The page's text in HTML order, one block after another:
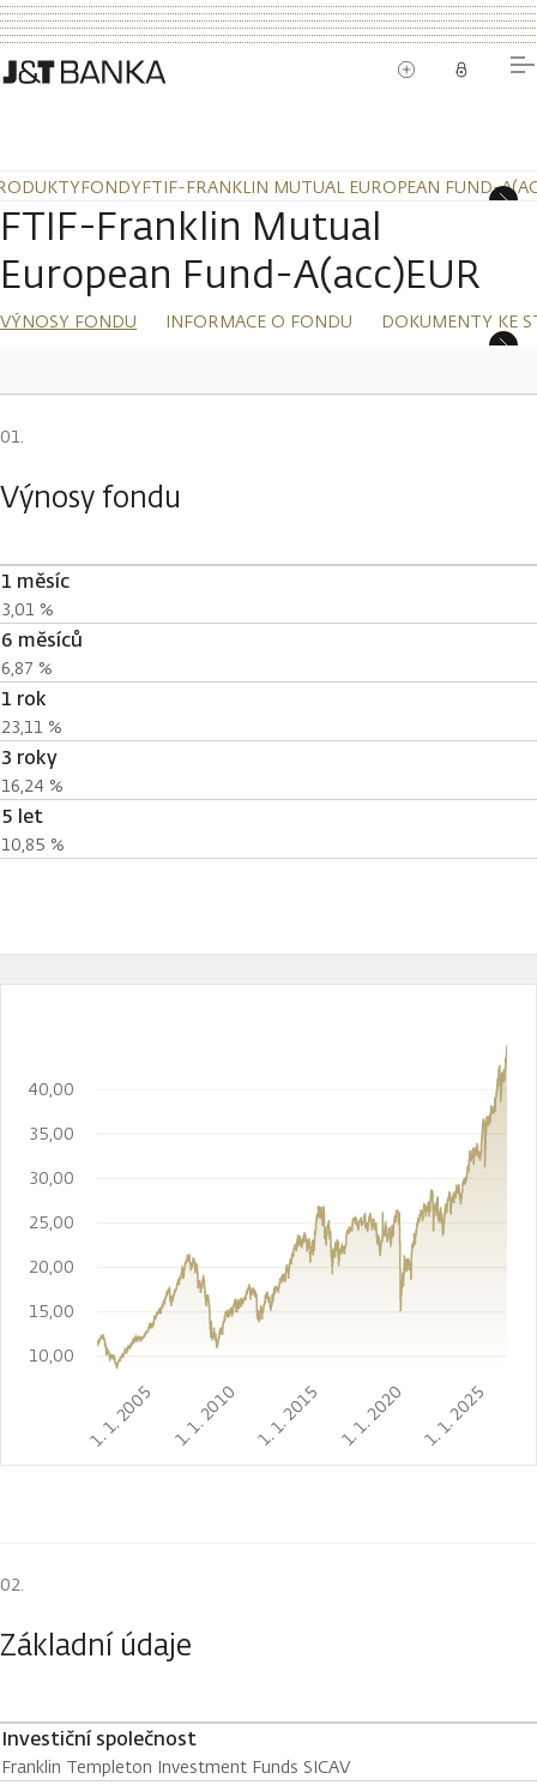
FONDYFTIF-FRANKLIN MUTUAL EUROPEAN FUND-
FTIF-Franklin Mutual
European Fund-A(acc)EUR
VÝNOSY FONDU INFORMACE O FONDU DOKUMENTY KE
Výnosy fondu
1 měsíc
3,01 %
6 měsíců
6,87 %
1 rok
23,11 %
3 roky
16,24 %
5 let
10,85 %
1. 1. 2005 1. 1. 2010 1. 1. 2015 1. 1. 2020 1. 1. 2025
10,00
15,00
20,00
25,00
30,00
35,00
40,00
Základní údaje
Investiční společnost
Franklin Templeton Investment Funds SICAV